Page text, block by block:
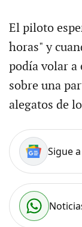
El piloto
horas" y
podía volar a
sobre una
alegatos de
Sigue a